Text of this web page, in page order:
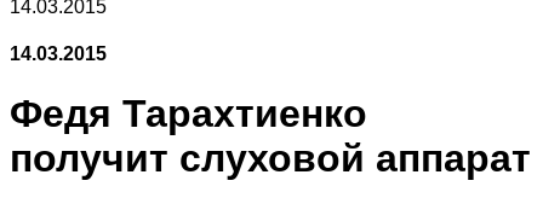
14.03.2015
14.03.2015
Федя Тарахтиенко
получит слуховой аппарат